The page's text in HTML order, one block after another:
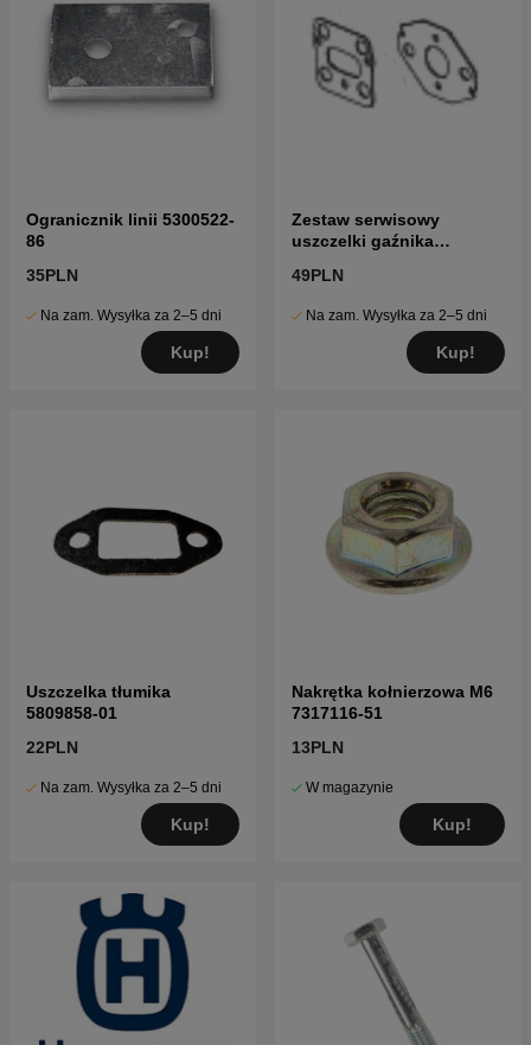
Ogranicznik linii 5300522-
86
35PLN
Na zam. Wysyłka za 2–5 dni
Kup!
Zestaw serwisowy
uszczelki gaźnika
49PLN
Na zam. Wysyłka za 2–5 dni
Kup!
Uszczelka tłumika
5809858-01
22PLN
Na zam. Wysyłka za 2–5 dni
Kup!
Nakrętka kołnierzowa M6
7317116-51
13PLN
W magazynie
Kup!